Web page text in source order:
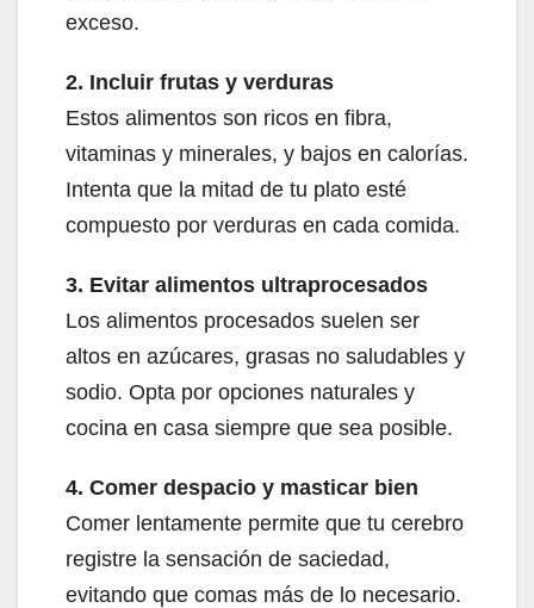
exceso.
2. Incluir frutas y verduras
Estos alimentos son ricos en fibra,
vitaminas y minerales, y bajos en calorías.
Intenta que la mitad de tu plato esté
compuesto por verduras en cada comida.
3. Evitar alimentos ultraprocesados
Los alimentos procesados suelen ser
altos en azúcares, grasas no saludables y
sodio. Opta por opciones naturales y
cocina en casa siempre que sea posible.
4. Comer despacio y masticar bien
Comer lentamente permite que tu cerebro
registre la sensación de saciedad,
evitando que comas más de lo necesario.